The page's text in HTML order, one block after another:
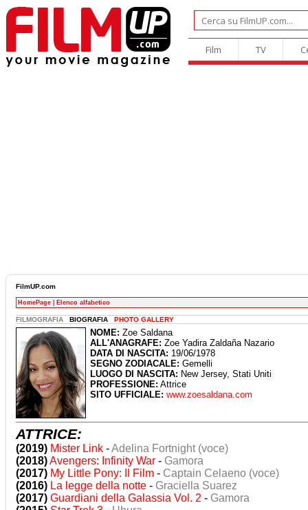
Film TV
FilmUP.com
HomePage Elenco alfabetico
FILMOGRAFIA BIOGRAFIA PHOTO GALLERY
NOME: Zoe Saldana
ALL'ANAGRAFE: Zoe Yadira Zaldaña Nazario
DATA DI NASCITA: 19/06/1978
SEGNO ZODIACALE: Gemelli
LUOGO DI NASCITA: New Jersey, Stati Uniti
PROFESSIONE: Attrice
SITO UFFICIALE: www.zoesaldana.com
ATTRICE:
(2019) Mister Link -Adelina Fortnight (voce)
(2018)Avengers: Infinity War - Gamora
(2017) My Little Pony: Il Film - Captain Celaeno (voce)
(2016) La legge della notte - Graciella Suarez
(2017) Guardiani della Galassia Vol. 2 - Gamora